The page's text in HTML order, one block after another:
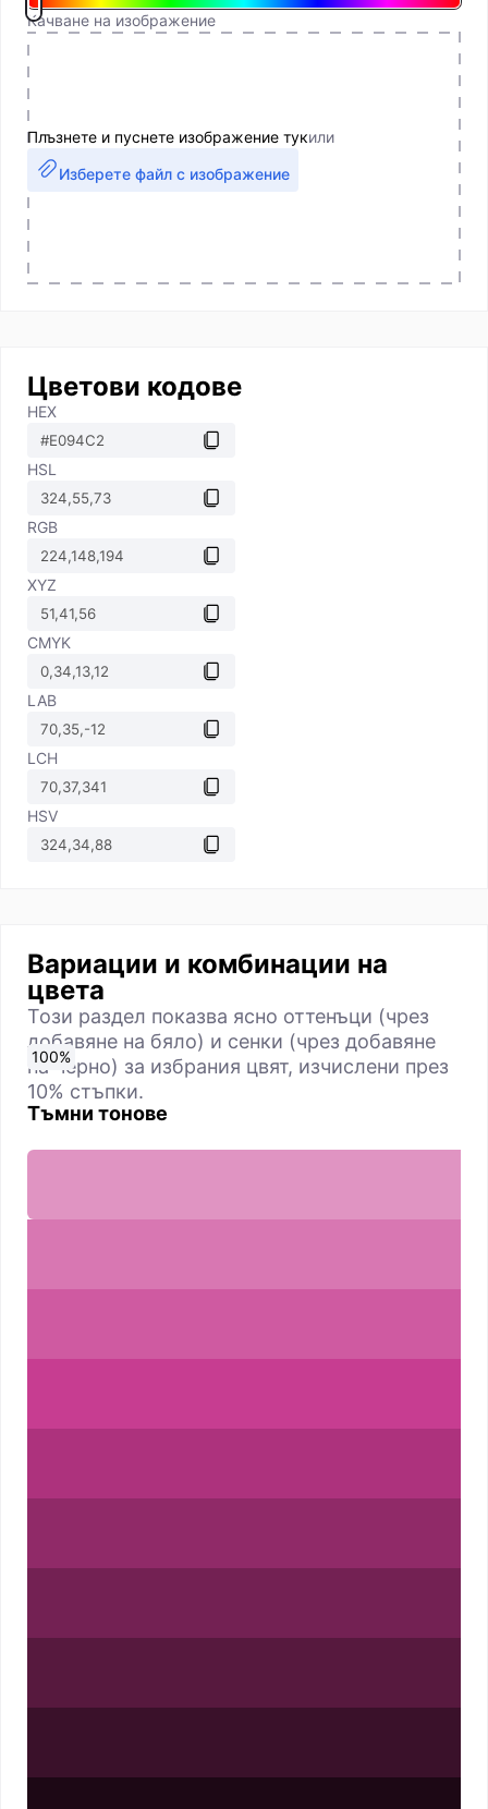
Качване на изображение
Плъзнете и пуснете изображение тукили
Изберете файл с изображение
Цветови кодове
HEX
HSL
RGB
XYZ
CMYK
LAB
LCH
HSV
Вариации и комбинации на
цвета
Този раздел показва ясно оттенъци (чрез
добавяне на бяло) и сенки (чрез добавяне
на черно) за избрания цвят, изчислени през
10% стъпки.
Тъмни тонове
0%
10%
20%
30%
40%
50%
60%
70%
80%
90%
100%